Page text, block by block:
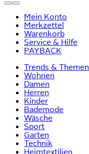
Mein Konto
Merkzettel
Warenkorb
Service & Hilfe
PAYBACK
Trends & Themen
Wohnen
Damen
Herren
Kinder
Bademode
Wäsche
Sport
Garten
Technik
Heimtextilien